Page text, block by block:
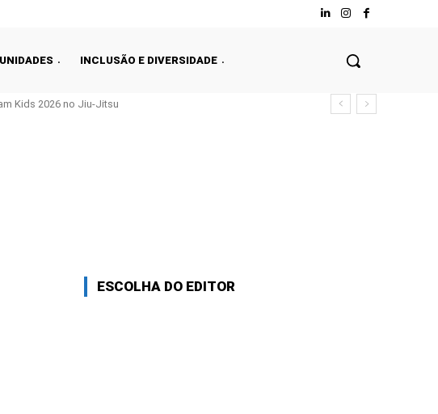
INCLUSÃO E DIVERSIDADE
Kids 2026 no Jiu-Jitsu
ESCOLHA DO EDITOR